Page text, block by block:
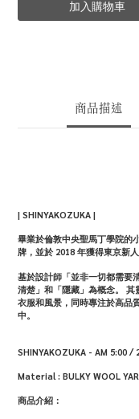
加入購物車
商品描述
| SHINYAKOZUKA |
畢業於倫敦中央聖馬丁學院
牌，並於 2018 年獲得東京新人
基於設計師「並非一切都需要
清楚」和「隱藏」為概念。
衣服和風景，同時專注於高品
中。
SHINYAKOZUKA - AM 5:00 /
Material : BULKY WOOL
商品介紹：